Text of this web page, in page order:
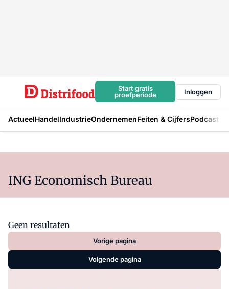
Start gratis
proefperiode
Inloggen
ActueelHandelIndustrieOndernemenFeiten & CijfersPodcast
ING Economisch Bureau
Geen resultaten
Vorige pagina
Volgende pagina